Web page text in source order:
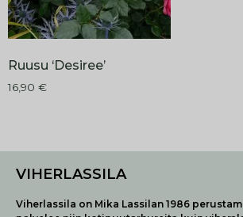
Ruusu ‘Desiree’
16,90 €
VIHERLASSILA
Viherlassila on Mika Lassilan 1986